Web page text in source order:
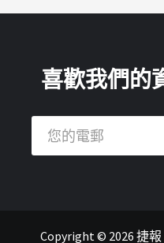
喜歡我們的
Copyright © 2026 捷